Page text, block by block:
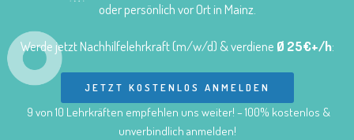
oder persönlich vor Ort in Mainz.
Werde jetzt Nachhilfelehrkraft (m/w/d) & verdiene Ø 25€+/h:
JETZT KOSTENLOS ANMELDEN
9 von 10 Lehrkräften empfehlen uns weiter! – 100% kostenlos &
unverbindlich anmelden!